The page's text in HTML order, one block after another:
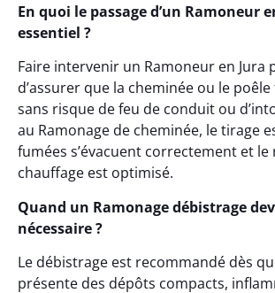
En quoi le passage d’un Ramoneur
essentiel ?
Faire intervenir un Ramoneur en Jura
d’assurer que la cheminée ou le
sans risque de feu de conduit ou
au Ramonage de cheminée, le tirage
fumées s’évacuent correctement et
chauffage est optimisé.
Quand un Ramonage débistrage
nécessaire ?
Le débistrage est recommandé dès
présente des dépôts compacts,